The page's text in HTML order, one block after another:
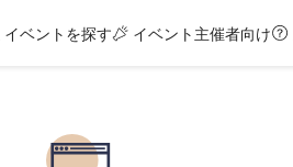
イベントを探す イベント主催者向け